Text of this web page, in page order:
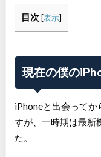
目次 [表示]
現在の僕の
iPhoneと出会って
すが、一時期は最新
た。